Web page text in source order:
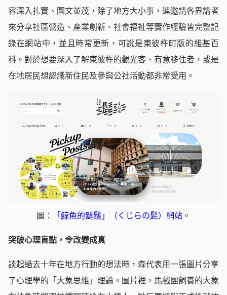
容深入扎實、圖文並茂，除了地方大小事，連邀請各界講者
來分享社區營造、產業創新、社會福祉等實作經驗皆完整記
錄在網站中，並且時常更新，可說是東彼杵町版的維基百
科。對於想要深入了解東彼杵的觀光客、有意移住者，或是
在地居民想認識新住民及參與公社活動都非常受用。
圖： 「鯨魚的鬍鬚」（くじらの髭）網站 。
突破心理盲點，令改變成真
談起過去十年在地方行動的想法時，森代表用一張圖片分享
了心理學的「大象思維」理論。圖片裡，馬戲團飼養的大象